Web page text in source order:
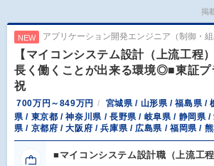
掲
NEW アプリケーション開発エンジニア（制御・組
【マイコンシステム設計（上流工程
長く働くことが出来る環境◎■東証プ
祝
700万円～849万円
宮城県 / 山形県 / 福島県 /
県 / 東京都 / 神奈川県 / 長野県 / 岐阜県 / 静岡県
県 / 京都府 / 大阪府 / 兵庫県 / 広島県 / 福岡県 /
■マイコンシステム設計職（上流工程